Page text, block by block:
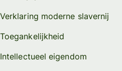
Verklaring moderne slavernij
Toegankelijkheid
Intellectueel eigendom